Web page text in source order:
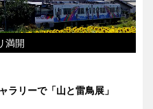
満開
ラリーで「山と雷鳥展」